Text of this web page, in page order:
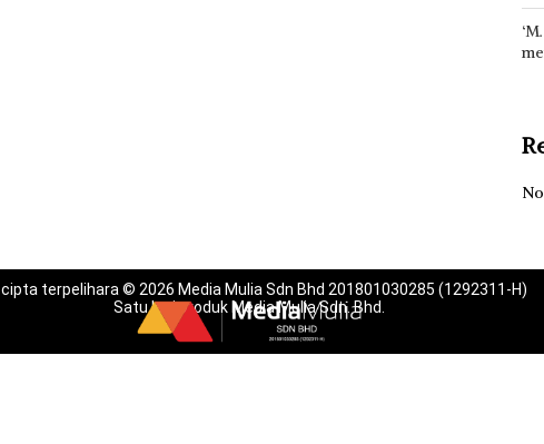
cipta terpelihara © 2026 Media Mulia Sdn Bhd 201801030285 (1292311-H)
Satu lagi produk Media Mulia Sdn. Bhd.